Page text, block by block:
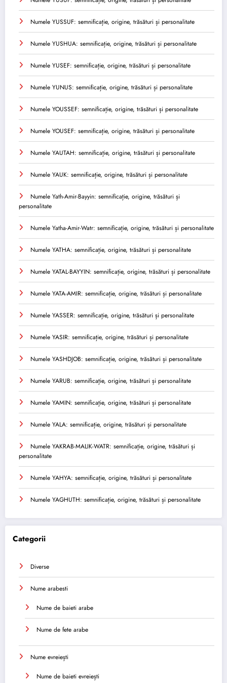
Numele YUSSUF: semnificație, origine, trăsături și personalitate
Numele YUSHUA: semnificație, origine, trăsături și personalitate
Numele YUSEF: semnificație, origine, trăsături și personalitate
Numele YUNUS: semnificație, origine, trăsături și personalitate
Numele YOUSSEF: semnificație, origine, trăsături și personalitate
Numele YOUSEF: semnificație, origine, trăsături și personalitate
Numele YAUTAH: semnificație, origine, trăsături și personalitate
Numele YAUK: semnificație, origine, trăsături și personalitate
Numele Yath-Amir-Bayyin: semnificație, origine, trăsături și
personalitate
Numele Yatha-Amir-Watr: semnificație, origine, trăsături și personalitate
Numele YATHA: semnificație, origine, trăsături și personalitate
Numele YATAL-BAYYIN: semnificație, origine, trăsături și personalitate
Numele YATA-AMIR: semnificație, origine, trăsături și personalitate
Numele YASSER: semnificație, origine, trăsături și personalitate
Numele YASIR: semnificație, origine, trăsături și personalitate
Numele YASHDJOB: semnificație, origine, trăsături și personalitate
Numele YARUB: semnificație, origine, trăsături și personalitate
Numele YAMIN: semnificație, origine, trăsături și personalitate
Numele YALA: semnificație, origine, trăsături și personalitate
Numele YAKRAB-MALIK-WATR: semnificație, origine, trăsături și
personalitate
Numele YAHYA: semnificație, origine, trăsături și personalitate
Numele YAGHUTH: semnificație, origine, trăsături și personalitate
Categorii
Diverse
Nume arabesti
Nume de baieti arabe
Nume de fete arabe
Nume evreiești
Nume de baieti evreiești